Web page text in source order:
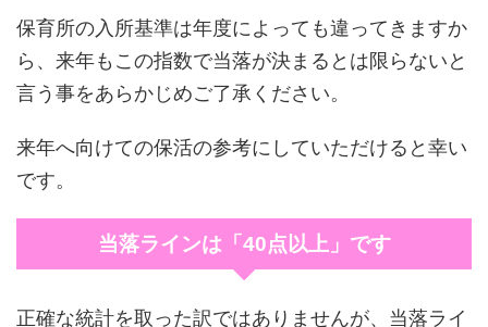
保育所の入所基準は年度によっても違ってきますか
ら、来年もこの指数で当落が決まるとは限らないと
言う事をあらかじめご了承ください。
来年へ向けての保活の参考にしていただけると幸い
です。
当落ラインは「40点以上」です
正確な統計を取った訳ではありませんが、当落ライ